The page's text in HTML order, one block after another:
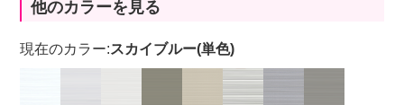
他のカラーを見る
現在のカラー:スカイブルー(単色)